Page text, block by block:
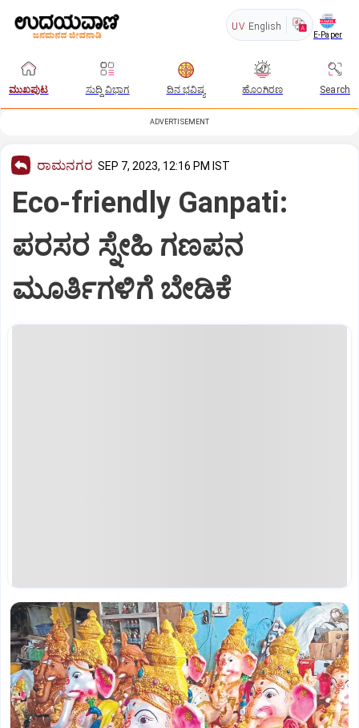
UV English
E-Paper
ಮುಖಪುಟ ಸುದ್ದಿ ವಿಭಾಗ ದಿನ ಭವಿಷ್ಯ ಹೊಂಗಿರಣ Search
ADVERTISEMENT
ರಾಮನಗರ SEP 7, 2023, 12:16 PM IST
Eco-friendly Ganpati:
ಪರಸರ ಸ್ನೇಹಿ ಗಣಪನ
ಮೂರ್ತಿಗಳಿಗೆ ಬೇಡಿಕೆ